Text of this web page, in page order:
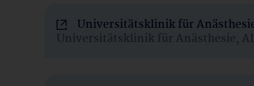
Universitätsklinik für
Universitätsklinik für Anästhesie,